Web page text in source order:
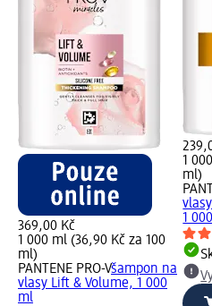
369,00 Kč
1 000 ml (36,90 Kč za 100
ml)
PANTENE PRO-Všampon na
vlasy Lift & Volume, 1 000
ml
1
ml)
1